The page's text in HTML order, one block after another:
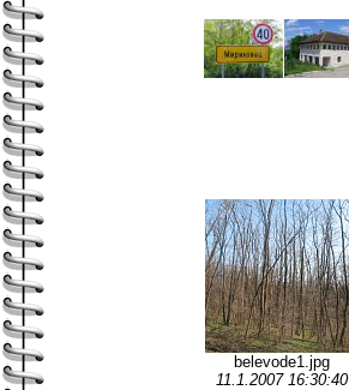
belevode1.jpg
11.1.2007 16:30:40